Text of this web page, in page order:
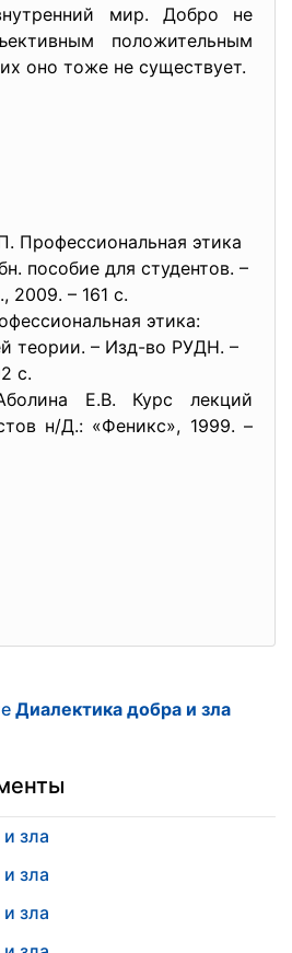
мир. Добро не
положительным
оно тоже не существует.
Профессиональная этика
пособие для студентов. –
2009. – 161 с.
этика:
теории. – Изд-во РУДН. –
с.
Аболина Е.В. Курс лекций
н/Д.: «Феникс», 1999. –
Диалектика добра и зла
зла
зла
зла